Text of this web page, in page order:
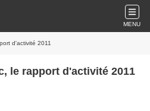
MENU
d'activité 2011
le rapport d'activité 2011